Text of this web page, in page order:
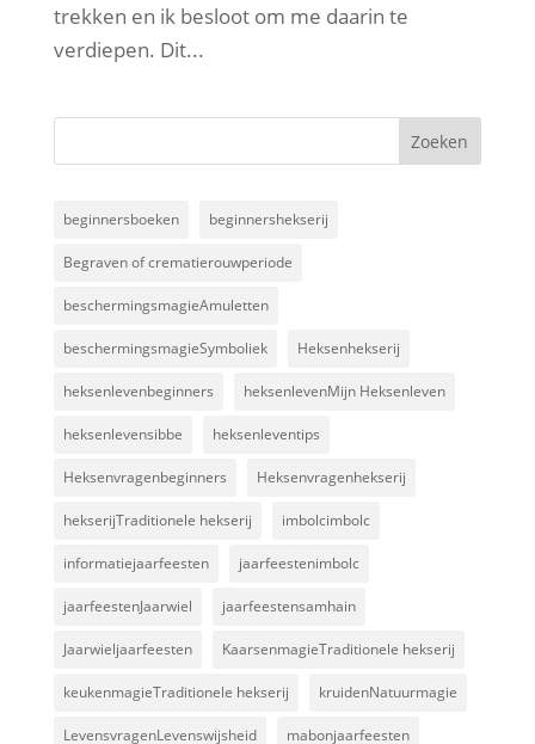
trekken en ik besloot om me daarin te
verdiepen. Dit...
beginnersboeken beginnershekserij
Begraven of crematierouwperiode
beschermingsmagieAmuletten
beschermingsmagieSymboliek Heksenhekserij
heksenlevenbeginners heksenlevenMijn Heksenleven
heksenlevensibbe heksenleventips
Heksenvragenbeginners Heksenvragenhekserij
hekserijTraditionele hekserij imbolcimbolc
informatiejaarfeesten jaarfeestenimbolc
jaarfeestenJaarwiel jaarfeestensamhain
Jaarwieljaarfeesten KaarsenmagieTraditionele hekserij
keukenmagieTraditionele hekserij kruidenNatuurmagie
LevensvragenLevenswijsheid mabonjaarfeesten